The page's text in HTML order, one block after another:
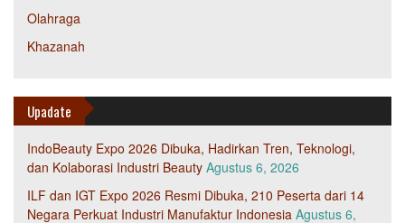
Olahraga
Khazanah
Upadate
IndoBeauty Expo 2026 Dibuka, Hadirkan Tren, Teknologi,
dan Kolaborasi Industri Beauty Agustus 6, 2026
ILF dan IGT Expo 2026 Resmi Dibuka, 210 Peserta dari 14
Negara Perkuat Industri Manufaktur Indonesia Agustus 6,